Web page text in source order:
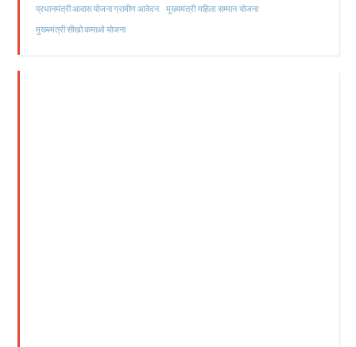
प्रधानमंत्री आवास योजना ग्रामीण आवेदन मुख्यमंत्री महिला सम्मान योजना
मुख्यमंत्री सीखो कमाओ योजना